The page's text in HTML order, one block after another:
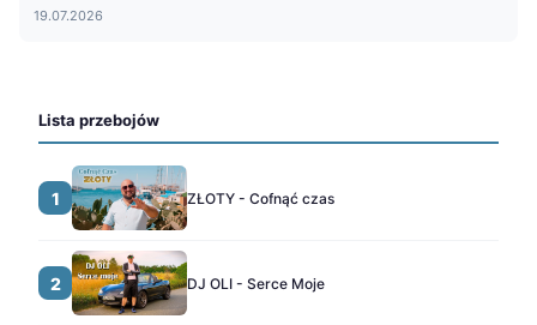
19.07.2026
Lista przebojów
1 ZŁOTY - Cofnąć czas
2 DJ OLI - Serce Moje